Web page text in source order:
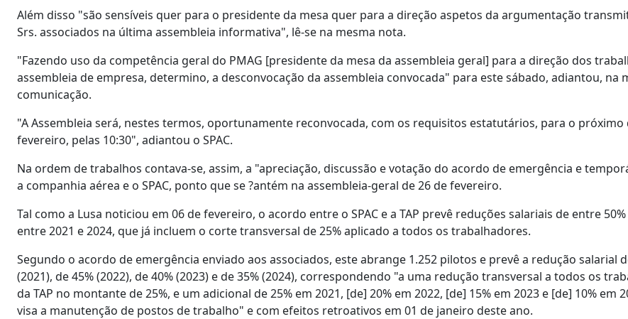
Além disso "são sensíveis quer para o presidente da mesa quer para a direção aspetos da argumentação
Srs. associados na última assembleia informativa", lê-se na mesma nota.
"Fazendo uso da competência geral do PMAG [presidente da mesa da assembleia geral] para a direção dos
assembleia de empresa, determino, a desconvocação da assembleia convocada" para este sábado, adiantou, na
comunicação.
"A Assembleia será, nestes termos, oportunamente reconvocada, com os requisitos estatutários, para o próximo
fevereiro, pelas 10:30", adiantou o SPAC.
Na ordem de trabalhos contava-se, assim, a "apreciação, discussão e votação do acordo de emergência e
a companhia aérea e o SPAC, ponto que se ?antém na assembleia-geral de 26 de fevereiro.
Tal como a Lusa noticiou em 06 de fevereiro, o acordo entre o SPAC e a TAP prevê reduções salariais de entre 50%
entre 2021 e 2024, que já incluem o corte transversal de 25% aplicado a todos os trabalhadores.
Segundo o acordo de emergência enviado aos associados, este abrange 1.252 pilotos e prevê a redução salarial
(2021), de 45% (2022), de 40% (2023) e de 35% (2024), correspondendo "a uma redução transversal a todos os
da TAP no montante de 25%, e um adicional de 25% em 2021, [de] 20% em 2022, [de] 15% em 2023 e [de] 10% em
visa a manutenção de postos de trabalho" e com efeitos retroativos em 01 de janeiro deste ano.